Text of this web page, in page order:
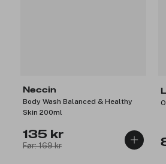
Neccin
Body Wash Balanced & Healthy
Skin 200ml
135 kr
Før: 169 kr